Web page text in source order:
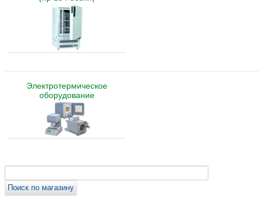
Электротермическое
оборудование